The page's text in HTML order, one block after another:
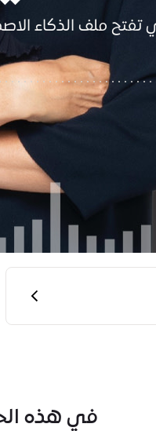
تفتح ملف الذكاء
في هذه